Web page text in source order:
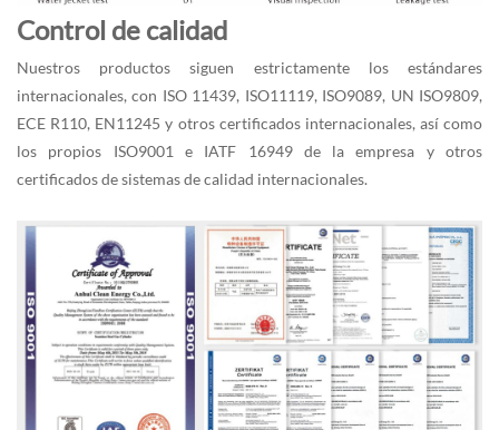
Control de calidad
Nuestros productos siguen estrictamente los estándares
internacionales, con ISO 11439, ISO11119, ISO9089, UN ISO9809,
ECE R110, EN11245 y otros certificados internacionales, así como
los propios ISO9001 e IATF 16949 de la empresa y otros
certificados de sistemas de calidad internacionales.